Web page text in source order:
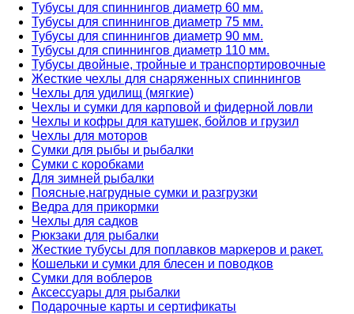
Тубусы для спиннингов диаметр 60 мм.
Тубусы для спиннингов диаметр 75 мм.
Тубусы для спиннингов диаметр 90 мм.
Тубусы для спиннингов диаметр 110 мм.
Тубусы двойные, тройные и транспортировочные
Жесткие чехлы для снаряженных спиннингов
Чехлы для удилищ (мягкие)
Чехлы и сумки для карповой и фидерной ловли
Чехлы и кофры для катушек, бойлов и грузил
Чехлы для моторов
Сумки для рыбы и рыбалки
Сумки с коробками
Для зимней рыбалки
Поясные,нагрудные сумки и разгрузки
Ведра для прикормки
Чехлы для садков
Рюкзаки для рыбалки
Жесткие тубусы для поплавков маркеров и ракет.
Кошельки и сумки для блесен и поводков
Сумки для воблеров
Аксессуары для рыбалки
Подарочные карты и сертификаты